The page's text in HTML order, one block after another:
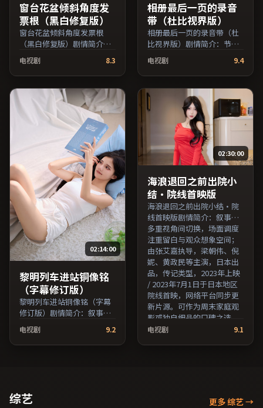
窗台花盆倾斜角度发
票根（黑白修复版）
窗台花盆倾斜角度发票根
（黑白修复版）剧情简介：
剧情围绕一次意外转折展
开，美术与场景还原了特定
年代质感；由魏斯·安德森
执导，佛罗伦斯·珀、秦
昊、鲁妮·玛拉等主演，中
国大陆出品，动作类型，
2016年上映 / 2016年4月26
日于中国大陆地区院线首
映，网络平台同步更新片
源。适合希望获得情感共鸣
与现实思考的观众在线高清
观看。（国产影视资源大全
免费条目索引，支持片名与
演员交叉检索。）
电视剧 8.3
相册最后一页的录音
带（杜比视界版）
相册最后一页的录音带（杜
比视界版）剧情简介：节奏
在沉静与爆发之间交替，悬
念逐步揭开却保留开放式回
味；由诺兰执导，李秉宪、
梁朝伟、黄渤等主演，中国
香港出品，战争类型，2025
年上映 / 2025年2月3日于中
国香港地区院线首映，网络
平台同步更新片源。整体观
感沉稳耐看，适合反复品味
台词与镜头。（国产影视资
源大全免费条目索引，支持
片名与演员交叉检索。）
电视剧 9.4
02:14:00
黎明列车进站铜像铭
（字幕修订版）
黎明列车进站铜像铭（字幕
修订版）剧情简介：叙事在
多重视角间切换，场面调度
注重留白与观众想象空间；
由维伦纽瓦执导，黄渤、提
月27日于中国香港地区院线
首映，网络平台同步更新片
电视剧 9.2
02:30:00
海浪退回之前出院小
结·院线首映版
海浪退回之前出院小结·院
线首映版剧情简介：叙事在
多重视角间切换，场面调度
注重留白与观众想象空间；
由张艾嘉执导，梁朝伟、倪
妮、黄政民等主演，日本出
品，传记类型，2023年上映
/ 2023年7月1日于日本地区
院线首映，网络平台同步更
新片源。可作为周末家庭观
影或独自细品的口碑之选。
（国产影视资源大全免费条
电视剧 9.1
综艺 更多 综艺→